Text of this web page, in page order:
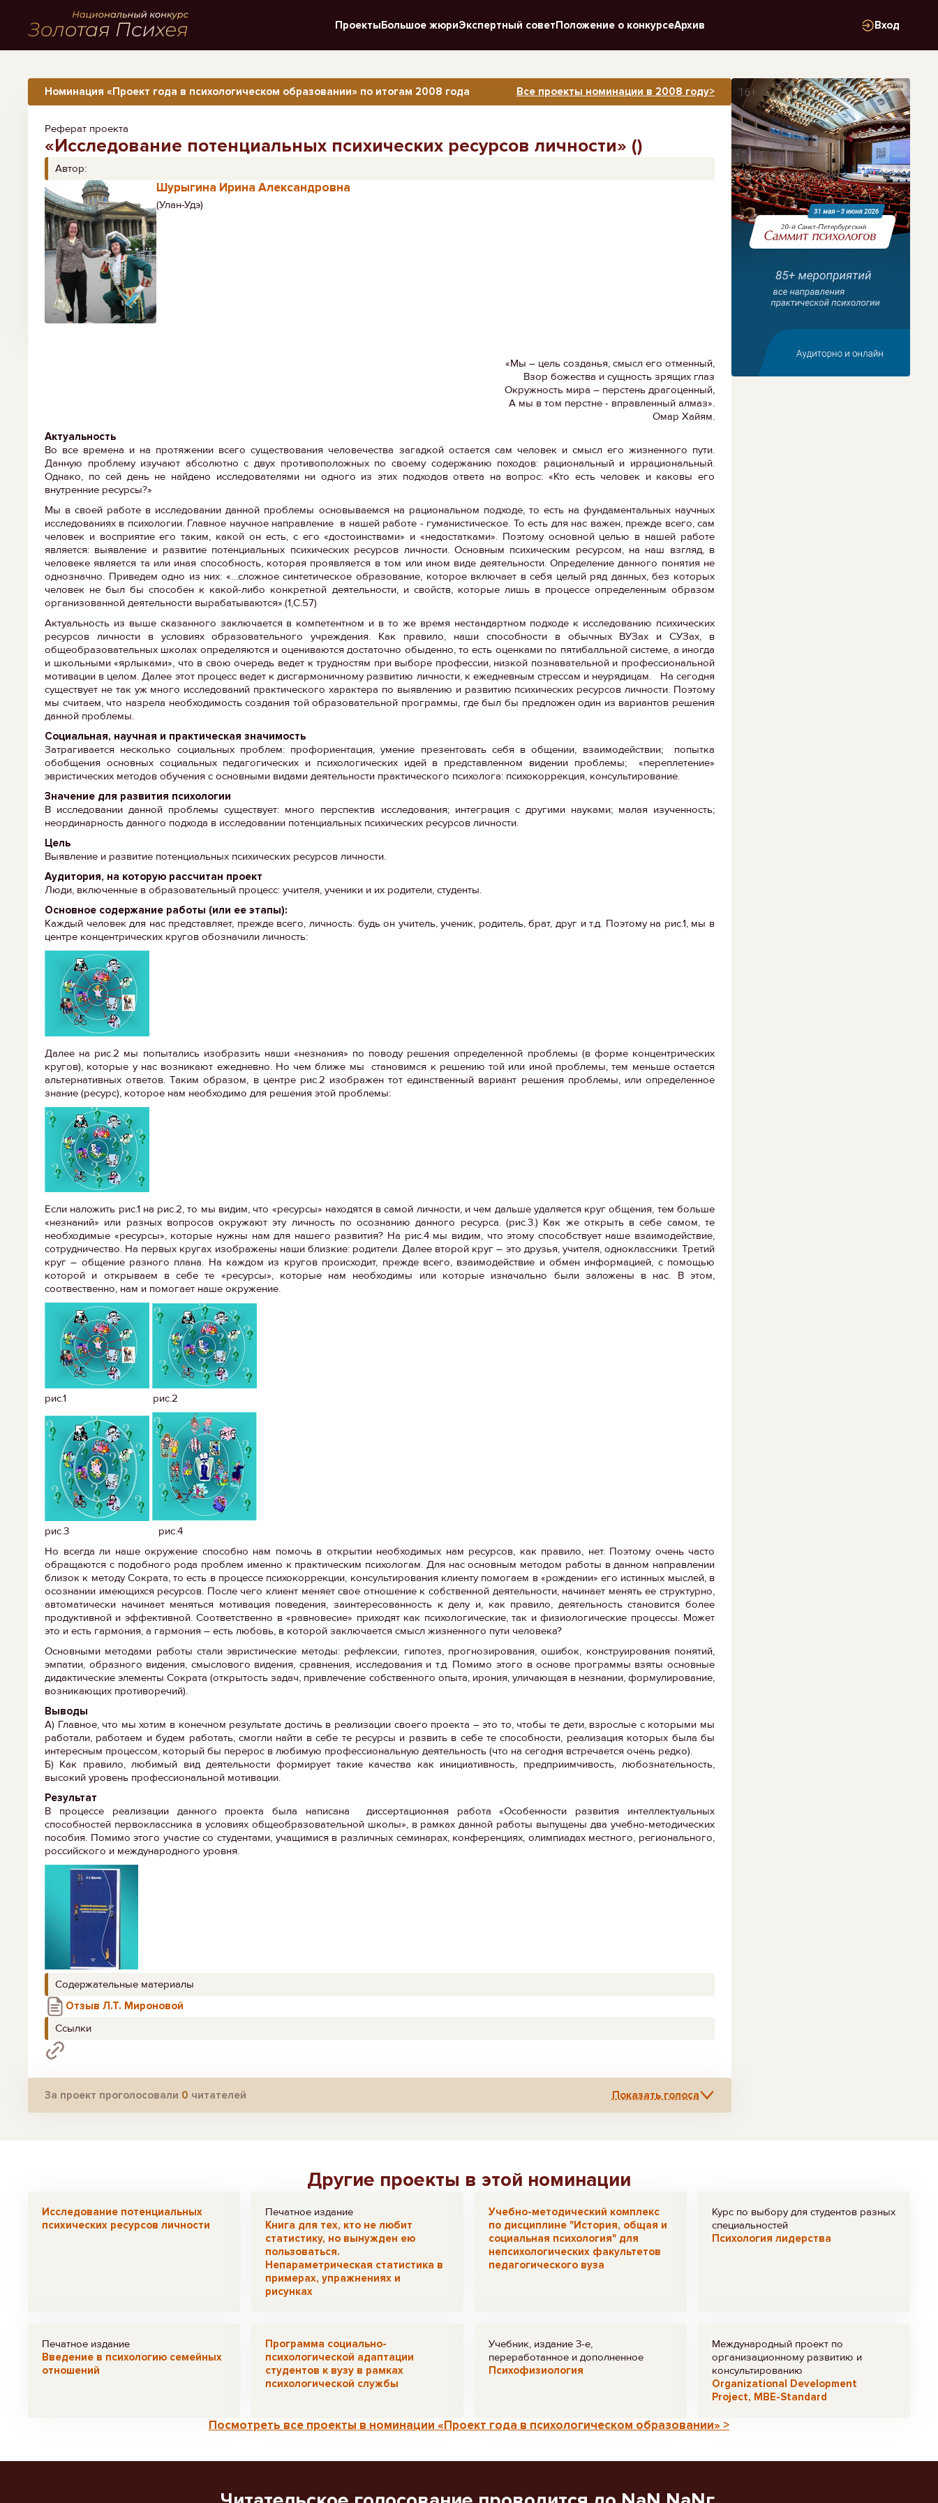
Вход
ПроектыБольшое жюриЭкспертный советПоложение о конкурсеАрхив
Номинация «Проект года в психологическом образовании» по итогам 2008 года Все проекты номинации в 2008 году>
Реферат проекта
«Исследование потенциальных психических ресурсов личности» ()
Автор:
Шурыгина Ирина Александровна
(Улан-Удэ)
«Мы – цель созданья, смысл его отменный,
Взор божества и сущность зрящих глаз
Окружность мира – перстень драгоценный,
А мы в том перстне - вправленный алмаз».
Омар Хайям.
Актуальность
Во все времена и на протяжении всего существования человечества загадкой остается сам человек и смысл его жизненного пути.
Данную проблему изучают абсолютно с двух противоположных по своему содержанию походов: рациональный и иррациональный.
Однако, по сей день не найдено исследователями ни одного из этих подходов ответа на вопрос: «Кто есть человек и каковы его
внутренние ресурсы?»
Мы в своей работе в исследовании данной проблемы основываемся на рациональном подходе, то есть на фундаментальных научных
исследованиях в психологии. Главное научное направление в нашей работе - гуманистическое. То есть для нас важен, прежде всего, сам
человек и восприятие его таким, какой он есть, с его «достоинствами» и «недостатками». Поэтому основной целью в нашей работе
является: выявление и развитие потенциальных психических ресурсов личности. Основным психическим ресурсом, на наш взгляд, в
человеке является та или иная способность, которая проявляется в том или ином виде деятельности. Определение данного понятия не
однозначно. Приведем одно из них: «…сложное синтетическое образование, которое включает в себя целый ряд данных, без которых
человек не был бы способен к какой-либо конкретной деятельности, и свойств, которые лишь в процессе определенным образом
организованной деятельности вырабатываются».(1,С.57)
Актуальность из выше сказанного заключается в компетентном и в то же время нестандартном подходе к исследованию психических
ресурсов личности в условиях образовательного учреждения. Как правило, наши способности в обычных ВУЗах и СУЗах, в
общеобразовательных школах определяются и оцениваются достаточно обыденно, то есть оценками по пятибалльной системе, а иногда
и школьными «ярлыками», что в свою очередь ведет к трудностям при выборе профессии, низкой познавательной и профессиональной
мотивации в целом. Далее этот процесс ведет к дисгармоничному развитию личности, к ежедневным стрессам и неурядицам. На сегодня
существует не так уж много исследований практического характера по выявлению и развитию психических ресурсов личности. Поэтому
мы считаем, что назрела необходимость создания той образовательной программы, где был бы предложен один из вариантов решения
данной проблемы.
Социальная, научная и практическая значимость
Затрагивается несколько социальных проблем: профориентация, умение презентовать себя в общении, взаимодействии; попытка
обобщения основных социальных педагогических и психологических идей в представленном видении проблемы; «переплетение»
эвристических методов обучения с основными видами деятельности практического психолога: психокоррекция, консультирование.
Значение для развития психологии
В исследовании данной проблемы существует: много перспектив исследования; интеграция с другими науками; малая изученность;
неординарность данного подхода в исследовании потенциальных психических ресурсов личности.
Цель
Выявление и развитие потенциальных психических ресурсов личности.
Аудитория, на которую рассчитан проект
Люди, включенные в образовательный процесс: учителя, ученики и их родители, студенты.
Основное содержание работы (или ее этапы):
Каждый человек для нас представляет, прежде всего, личность: будь он учитель, ученик, родитель, брат, друг и т.д. Поэтому на рис.1, мы в
центре концентрических кругов обозначили личность:
Далее на рис.2 мы попытались изобразить наши «незнания» по поводу решения определенной проблемы (в форме концентрических
кругов), которые у нас возникают ежедневно. Но чем ближе мы становимся к решению той или иной проблемы, тем меньше остается
альтернативных ответов. Таким образом, в центре рис.2 изображен тот единственный вариант решения проблемы, или определенное
знание (ресурс), которое нам необходимо для решения этой проблемы:
Если наложить рис.1 на рис.2, то мы видим, что «ресурсы» находятся в самой личности, и чем дальше удаляется круг общения, тем больше
«незнаний» или разных вопросов окружают эту личность по осознанию данного ресурса. (рис.3.) Как же открыть в себе самом, те
необходимые «ресурсы», которые нужны нам для нашего развития? На рис.4 мы видим, что этому способствует наше взаимодействие,
сотрудничество. На первых кругах изображены наши близкие: родители. Далее второй круг – это друзья, учителя, одноклассники. Третий
круг – общение разного плана. На каждом из кругов происходит, прежде всего, взаимодействие и обмен информацией, с помощью
которой и открываем в себе те «ресурсы», которые нам необходимы или которые изначально были заложены в нас. В этом,
соотвественно, нам и помогает наше окружение.
рис.1 рис.2
рис.3 рис.4
Но всегда ли наше окружение способно нам помочь в открытии необходимых нам ресурсов, как правило, нет. Поэтому очень часто
обращаются с подобного рода проблем именно к практическим психологам. Для нас основным методом работы в данном направлении
близок к методу Сократа, то есть в процессе психокоррекции, консультирования клиенту помогаем в «рождении» его истинных мыслей, в
осознании имеющихся ресурсов. После чего клиент меняет свое отношение к собственной деятельности, начинает менять ее структурно,
автоматически начинает меняться мотивация поведения, заинтересованность к делу и, как правило, деятельность становится более
продуктивной и эффективной. Соответственно в «равновесие» приходят как психологические, так и физиологические процессы. Может
это и есть гармония, а гармония – есть любовь, в которой заключается смысл жизненного пути человека?
Основными методами работы стали эвристические методы: рефлексии, гипотез, прогнозирования, ошибок, конструирования понятий,
эмпатии, образного видения, смыслового видения, сравнения, исследования и т.д. Помимо этого в основе программы взяты основные
дидактические элементы Сократа (открытость задач, привлечение собственного опыта, ирония, уличающая в незнании, формулирование,
возникающих противоречий).
Выводы
А) Главное, что мы хотим в конечном результате достичь в реализации своего проекта – это то, чтобы те дети, взрослые с которыми мы
работали, работаем и будем работать, смогли найти в себе те ресурсы и развить в себе те способности, реализация которых была бы
интересным процессом, который бы перерос в любимую профессиональную деятельность (что на сегодня встречается очень редко).
Б) Как правило, любимый вид деятельности формирует такие качества как инициативность, предприимчивость, любознательность,
высокий уровень профессиональной мотивации.
Результат
В процессе реализации данного проекта была написана диссертационная работа «Особенности развития интеллектуальных
способностей первоклассника в условиях общеобразовательной школы», в рамках данной работы выпущены два учебно-методических
пособия. Помимо этого участие со студентами, учащимися в различных семинарах, конференциях, олимпиадах местного, регионального,
российского и международного уровня.
Содержательные материалы
Отзыв Л.Т. Мироновой
Ссылки
За проект проголосовали 0 читателей Показать голоса
Реклама
Другие проекты в этой номинации
Исследование потенциальных
психических ресурсов личности
Печатное издание
Книга для тех, кто не любит
статистику, но вынужден ею
пользоваться.
Непараметрическая статистика в
примерах, упражнениях и
рисунках
Учебно-методический комплекс
по дисциплине "История, общая и
социальная психология" для
непсихологических факультетов
педагогического вуза
Курс по выбору для студентов разных
специальностей
Психология лидерства
Печатное издание
Введение в психологию семейных
отношений
Программа социально-
психологической адаптации
студентов к вузу в рамках
психологической службы
Учебник, издание 3-е,
переработанное и дополненное
Психофизиология
Международный проект по
организационному развитию и
консультированию
Organizational Development
Project, MBE-Standard
Посмотреть все проекты в номинации «Проект года в психологическом образовании» >